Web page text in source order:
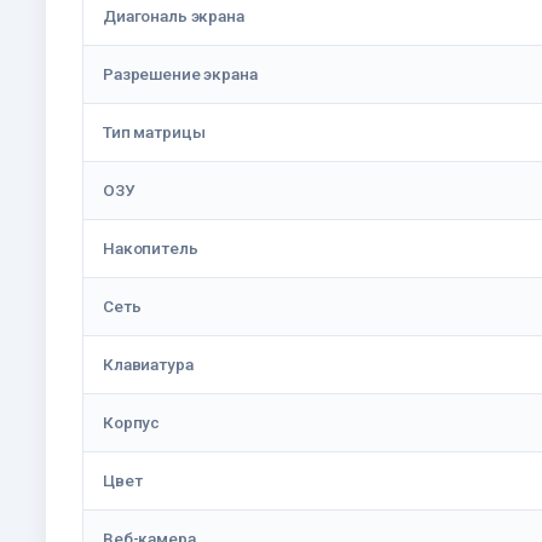
Диагональ экрана
Разрешение экрана
Тип матрицы
ОЗУ
Накопитель
Сеть
Клавиатура
Корпус
Цвет